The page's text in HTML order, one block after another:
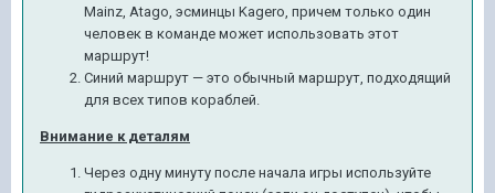
Mainz, Atago, эсминцы Kagero, причем только один
человек в команде может использовать этот
маршрут!
Синий маршрут — это обычный маршрут, подходящий
для всех типов кораблей.
Внимание к деталям
Через одну минуту после начала игры используйте